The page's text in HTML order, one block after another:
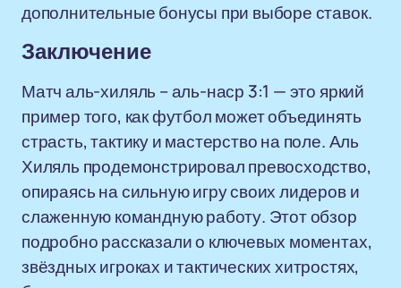
дополнительные бонусы при выборе ставок.
Заключение
Матч аль-хиляль – аль-наср 3:1 — это яркий
пример того, как футбол может объединять
страсть, тактику и мастерство на поле. Аль
Хиляль продемонстрировал превосходство,
опираясь на сильную игру своих лидеров и
слаженную командную работу. Этот обзор
подробно рассказали о ключевых моментах,
звёздных игроках и тактических хитростях,